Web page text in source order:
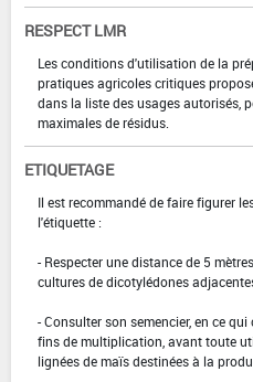
RESPECT LMR
Les conditions d'utilisation de la
pratiques agricoles critiques
dans la liste des usages autorisés,
maximales de résidus.
ETIQUETAGE
Il est recommandé de faire figurer
l'étiquette :
- Respecter une distance de 5
cultures de dicotylédones
- Consulter son semencier, en ce
fins de multiplication, avant toute
lignées de maïs destinées à la